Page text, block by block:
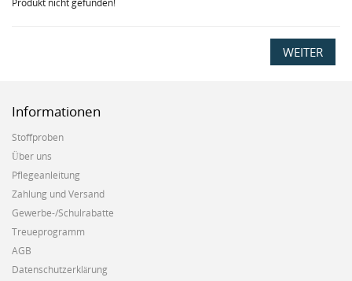
Produkt nicht gefunden!
WEITER
Informationen
Stoffproben
Über uns
Pflegeanleitung
Zahlung und Versand
Gewerbe-/Schulrabatte
Treueprogramm
AGB
Datenschutzerklärung